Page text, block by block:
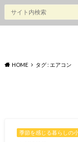
HOME タグ : エアコン
季節を感じる暮らしの